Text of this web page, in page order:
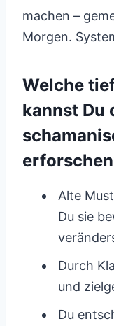
machen –
Morgen.
Welche
kannst Du
Alte
Du sie
Durch
und
Du